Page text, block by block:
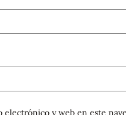
y web en este